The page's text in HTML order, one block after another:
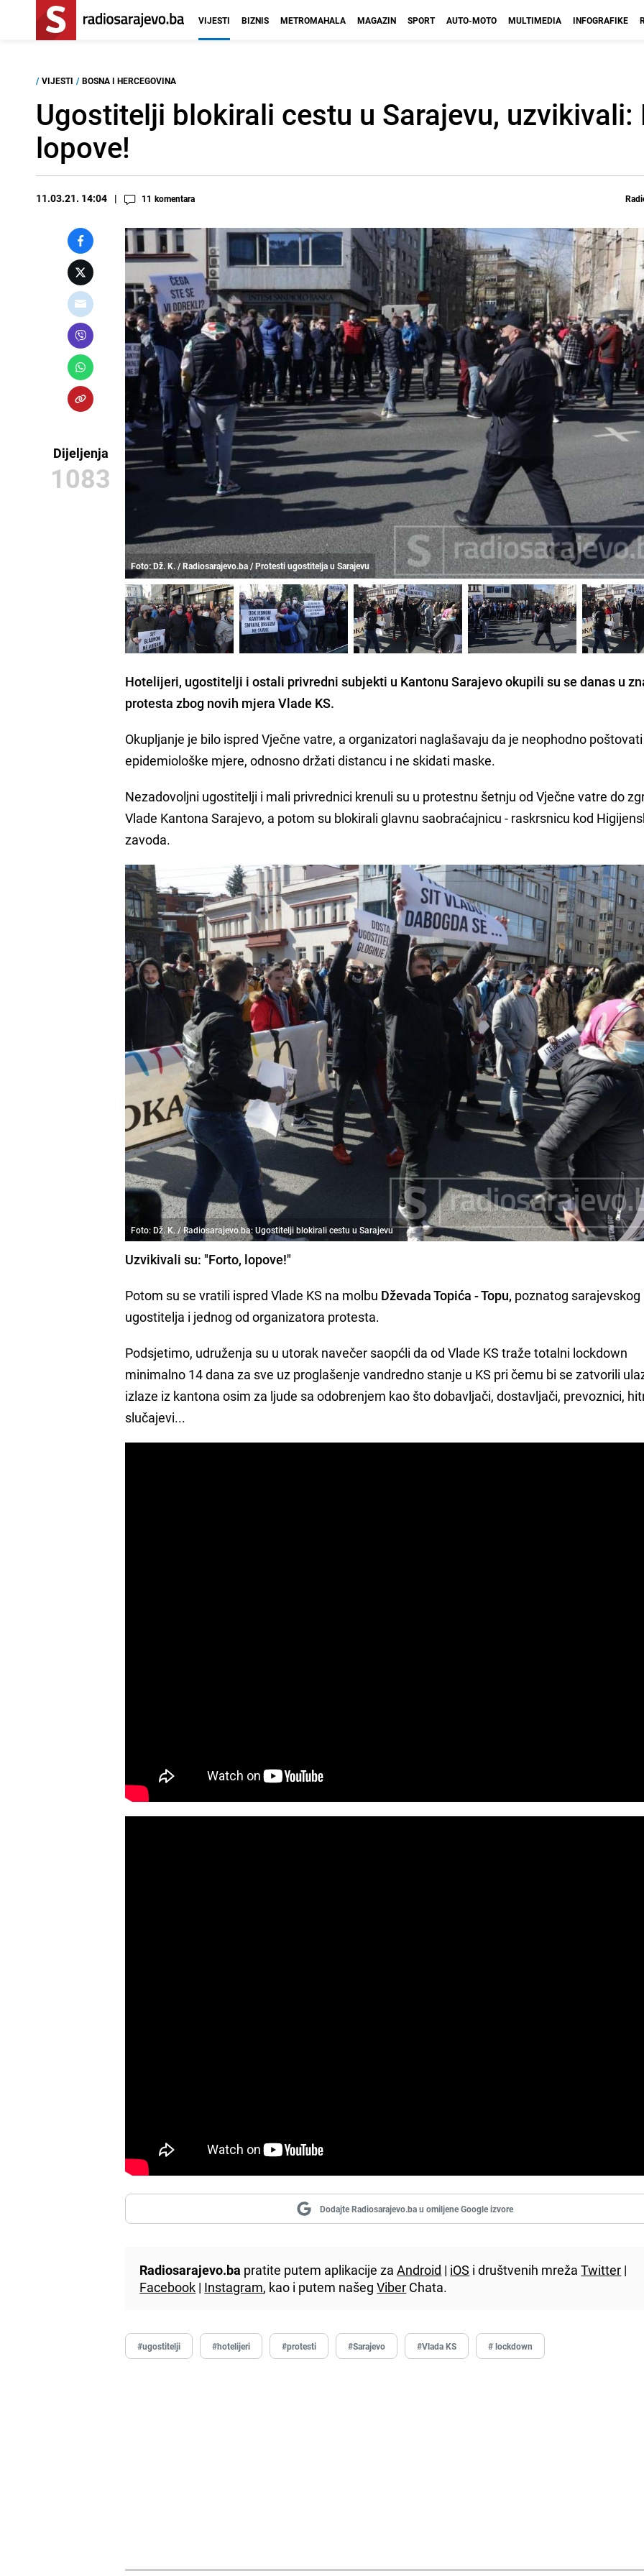
VIJESTI BIZNIS METROMAHALA MAGAZIN SPORT AUTO-MOTO MULTIMEDIA INFOGRAFIKE
/ VIJESTI / BOSNA I HERCEGOVINA
Ugostitelji blokirali cestu u Sarajevu, uzvikivali:
lopove!
11.03.21. 14:04 11 komentara
Dijeljenja
1083
Foto: Dž. K. / Radiosarajevo.ba / Protesti ugostitelja u Sarajevu
Hotelijeri, ugostitelji i ostali privredni subjekti u Kantonu Sarajevo okupili su se danas u
protesta zbog novih mjera Vlade KS.
Okupljanje je bilo ispred Vječne vatre, a organizatori naglašavaju da je neophodno poštovati
epidemiološke mjere, odnosno držati distancu i ne skidati maske.
Nezadovoljni ugostitelji i mali privrednici krenuli su u protestnu šetnju od Vječne vatre do
Vlade Kantona Sarajevo, a potom su blokirali glavnu saobraćajnicu - raskrsnicu kod
zavoda.
Foto: Dž. K. / Radiosarajevo.ba: Ugostitelji blokirali cestu u Sarajevu
Uzvikivali su: "Forto, lopove!"
Potom su se vratili ispred Vlade KS na molbu Dževada Topića - Topu, poznatog sarajevskog
ugostitelja i jednog od organizatora protesta.
Podsjetimo, udruženja su u utorak navečer saopćli da od Vlade KS traže totalni lockdown
minimalno 14 dana za sve uz proglašenje vandredno stanje u KS pri čemu bi se zatvorili
izlaze iz kantona osim za ljude sa odobrenjem kao što dobavljači, dostavljači, prevoznici,
slučajevi...
Dodajte Radiosarajevo.ba u omiljene Google izvore
Radiosarajevo.ba pratite putem aplikacije zaAndroid | iOS i društvenih mrežaTwitter |
Facebook | Instagram, kao i putem našegViber Chata.
#ugostitelji #hotelijeri #protesti #Sarajevo #Vlada KS # lockdown